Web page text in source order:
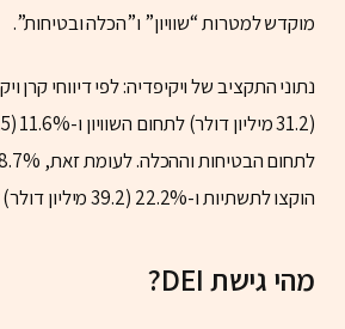
מוקדש למטרות “שוויון” ו”הכלה ובטיחות”.
הוקצו לתשתיות ו-22.2% (39.2 מיליון דולר) לשיפור אפקטיביות.
מהי גישת DEI
?